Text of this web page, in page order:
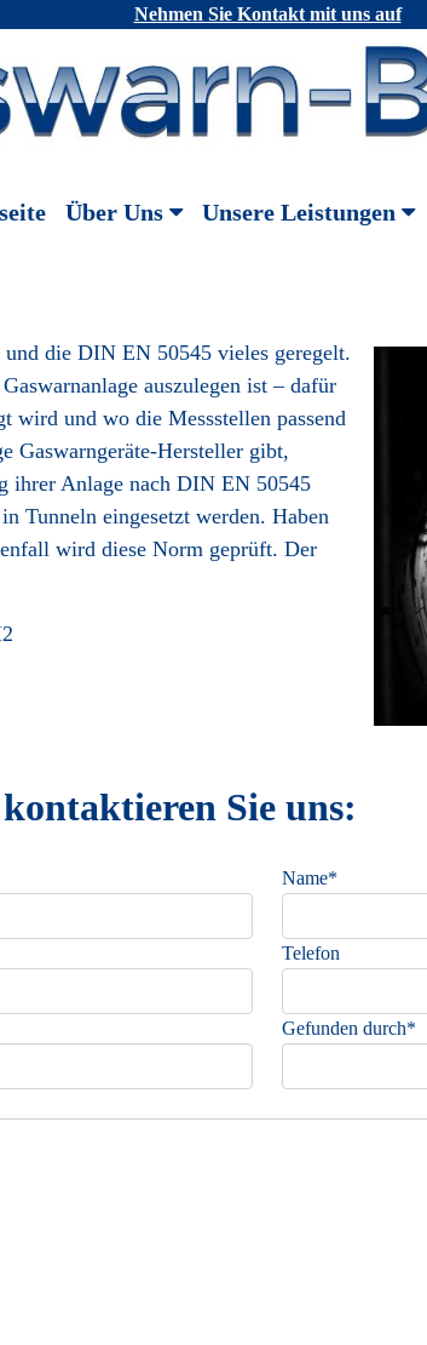
Nehmen Sie Kontakt mit uns auf
Über Uns Unsere Leistungen
die DIN EN 50545 vieles geregelt.
auszulegen ist – dafür
wird und wo die Messstellen passend
Gaswarngeräte-Hersteller gibt,
ihrer Anlage nach DIN EN 50545
Tunneln eingesetzt werden. Haben
wird diese Norm geprüft. Der
Sie uns:
Name*
Telefon
Gefunden durch*